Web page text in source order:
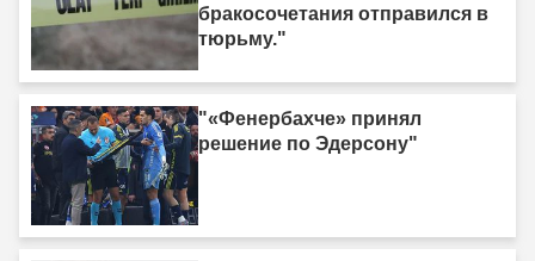
бракосочетания отправился в
тюрьму."
"«Фенербахче» принял
решение по Эдерсону"